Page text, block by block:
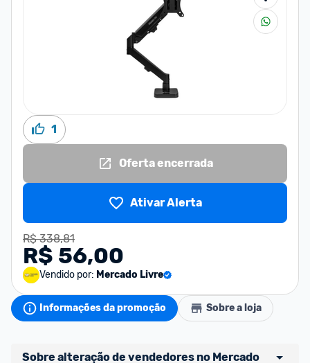
1
Oferta encerrada
Ativar Alerta
R$ 338,81
R$ 56,00
Vendido por: Mercado Livre
Informações da promoção Sobre a loja
Sobre alteração de vendedores no Mercado